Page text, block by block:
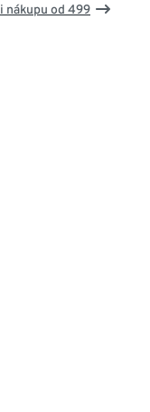
nákupu od 499